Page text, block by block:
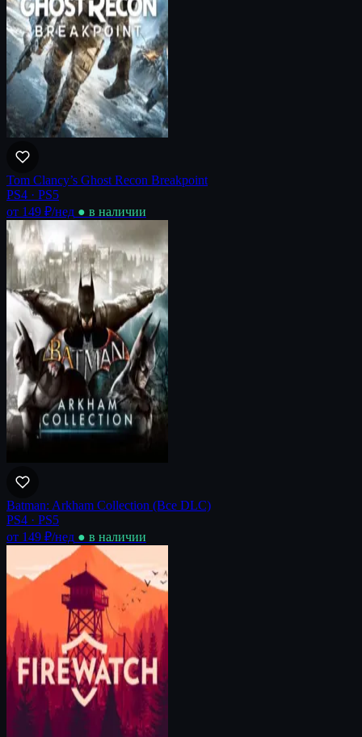
Tom Clancy’s Ghost Recon Breakpoint
PS4 · PS5
от 149 ₽/нед ● в наличии
Batman: Arkham Collection (Все DLC)
PS4 · PS5
от 149 ₽/нед ● в наличии